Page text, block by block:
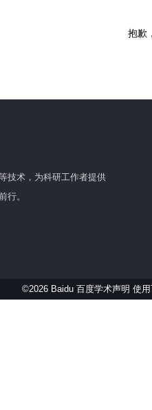
抱歉
技术，为科研工作者提供
行。
©2026 Baidu 百度学术声明 使